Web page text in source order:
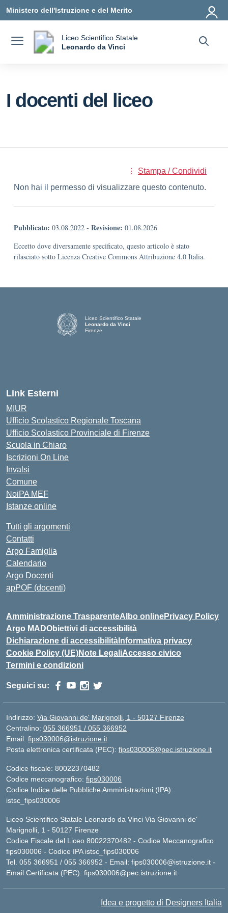
Ministero dell'Istruzione e del Merito
Liceo Scientifico Statale
Leonardo da Vinci
I docenti del liceo
Stampa / Condividi
Non hai il permesso di visualizzare questo contenuto.
Pubblicato: 03.08.2022 - Revisione: 01.08.2026
Eccetto dove diversamente specificato, questo articolo è stato
rilasciato sotto Licenza Creative Commons Attribuzione 4.0 Italia.
Liceo Scientifico Statale
Leonardo da Vinci
Firenze
Link Esterni
MIUR
Ufficio Scolastico Regionale Toscana
Ufficio Scolastico Provinciale di Firenze
Scuola in Chiaro
Iscrizioni On Line
Invalsi
Comune
NoiPA MEF
Istanze online
Tutti gli argomenti
Contatti
Argo Famiglia
Calendario
Argo Docenti
apPOF (docenti)
Amministrazione TrasparenteAlbo onlinePrivacy Policy
Argo MADObiettivi di accessibilità
Dichiarazione di accessibilità Informativa privacy
Cookie Policy (UE)Note LegaliAccesso civico
Termini e condizioni
Seguici su:
Indirizzo: Via Giovanni de' Marignolli, 1 - 50127 Firenze
Centralino: 055 366951 / 055 366952
Email: fips030006@istruzione.it
Posta elettronica certificata (PEC): fips030006@pec.istruzione.it
Codice fiscale: 80022370482
Codice meccanografico: fips030006
Codice Indice delle Pubbliche Amministrazioni (IPA):
istsc_fips030006
Liceo Scientifico Statale Leonardo da Vinci Via Giovanni de'
Marignolli, 1 - 50127 Firenze
Codice Fiscale del Liceo 80022370482 - Codice Meccanografico
fips030006 - Codice IPA istsc_fips030006
Tel. 055 366951 / 055 366952 - Email: fips030006@istruzione.it -
Email Certificata (PEC): fips030006@pec.istruzione.it
Idea e progetto di Designers Italia